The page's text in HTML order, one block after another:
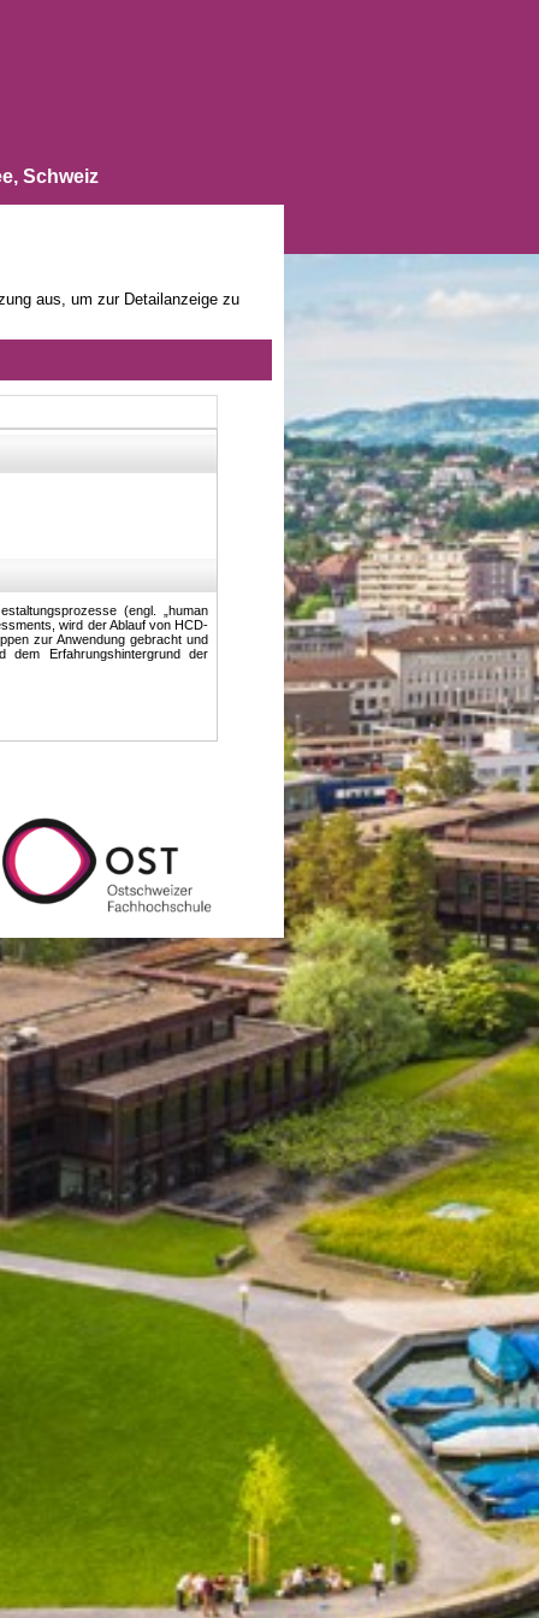
Schweiz
aus, um zur Detailanzeige zu
(engl. „human
wird der Ablauf von HCD-
zur Anwendung gebracht und
dem Erfahrungshintergrund der